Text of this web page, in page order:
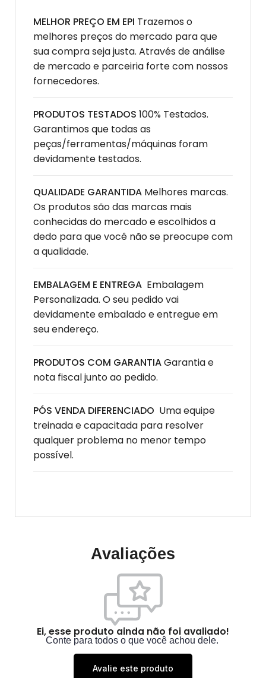
MELHOR PREÇO EM EPI Trazemos o
melhores preços do mercado para que
sua compra seja justa. Através de análise
de mercado e parceiria forte com nossos
fornecedores.
PRODUTOS TESTADOS 100% Testados.
Garantimos que todas as
peças/ferramentas/máquinas foram
devidamente testados.
QUALIDADE GARANTIDA Melhores marcas.
Os produtos são das marcas mais
conhecidas do mercado e escolhidos a
dedo para que você não se preocupe com
a qualidade.
EMBALAGEM E ENTREGA Embalagem
Personalizada. O seu pedido vai
devidamente embalado e entregue em
seu endereço.
PRODUTOS COM GARANTIAGarantia e
nota fiscal junto ao pedido.
PÓS VENDA DIFERENCIADO Uma equipe
treinada e capacitada para resolver
qualquer problema no menor tempo
possível.
Avaliações
Ei, esse produto ainda não foi avaliado!
Conte para todos o que você achou dele.
Avalie este produto